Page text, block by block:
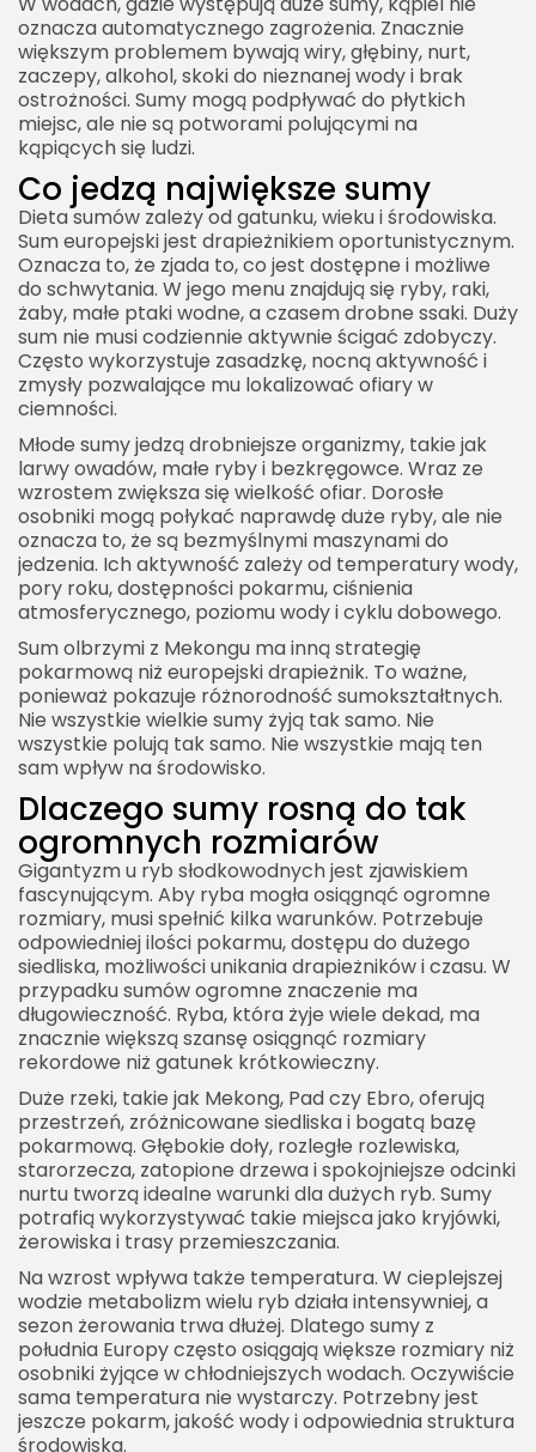
oznacza automatycznego zagrożenia. Znacznie
większym problemem bywają wiry, głębiny, nurt,
zaczepy, alkohol, skoki do nieznanej wody i brak
ostrożności. Sumy mogą podpływać do płytkich
miejsc, ale nie są potworami polującymi na
kąpiących się ludzi.
Co jedzą największe sumy
Dieta sumów zależy od gatunku, wieku i środowiska.
Sum europejski jest drapieżnikiem oportunistycznym.
Oznacza to, że zjada to, co jest dostępne i możliwe
do schwytania. W jego menu znajdują się ryby, raki,
żaby, małe ptaki wodne, a czasem drobne ssaki. Duży
sum nie musi codziennie aktywnie ścigać zdobyczy.
Często wykorzystuje zasadzkę, nocną aktywność i
zmysły pozwalające mu lokalizować ofiary w
ciemności.
Młode sumy jedzą drobniejsze organizmy, takie jak
larwy owadów, małe ryby i bezkręgowce. Wraz ze
wzrostem zwiększa się wielkość ofiar. Dorosłe
osobniki mogą połykać naprawdę duże ryby, ale nie
oznacza to, że są bezmyślnymi maszynami do
jedzenia. Ich aktywność zależy od temperatury wody,
pory roku, dostępności pokarmu, ciśnienia
atmosferycznego, poziomu wody i cyklu dobowego.
Sum olbrzymi z Mekongu ma inną strategię
pokarmową niż europejski drapieżnik. To ważne,
ponieważ pokazuje różnorodność sumokształtnych.
Nie wszystkie wielkie sumy żyją tak samo. Nie
wszystkie polują tak samo. Nie wszystkie mają ten
sam wpływ na środowisko.
Dlaczego sumy rosną do tak
ogromnych rozmiarów
Gigantyzm u ryb słodkowodnych jest zjawiskiem
fascynującym. Aby ryba mogła osiągnąć ogromne
rozmiary, musi spełnić kilka warunków. Potrzebuje
odpowiedniej ilości pokarmu, dostępu do dużego
siedliska, możliwości unikania drapieżników i czasu. W
przypadku sumów ogromne znaczenie ma
długowieczność. Ryba, która żyje wiele dekad, ma
znacznie większą szansę osiągnąć rozmiary
rekordowe niż gatunek krótkowieczny.
Duże rzeki, takie jak Mekong, Pad czy Ebro, oferują
przestrzeń, zróżnicowane siedliska i bogatą bazę
pokarmową. Głębokie doły, rozległe rozlewiska,
starorzecza, zatopione drzewa i spokojniejsze odcinki
nurtu tworzą idealne warunki dla dużych ryb. Sumy
potrafią wykorzystywać takie miejsca jako kryjówki,
żerowiska i trasy przemieszczania.
Na wzrost wpływa także temperatura. W cieplejszej
wodzie metabolizm wielu ryb działa intensywniej, a
sezon żerowania trwa dłużej. Dlatego sumy z
południa Europy często osiągają większe rozmiary niż
osobniki żyjące w chłodniejszych wodach. Oczywiście
sama temperatura nie wystarczy. Potrzebny jest
jeszcze pokarm, jakość wody i odpowiednia struktura
środowiska.